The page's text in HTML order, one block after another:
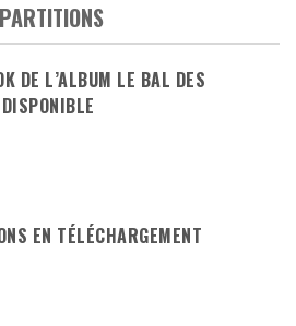
PARTITIONS
DE L’ALBUM LE BAL DES
EN TÉLÉCHARGEMENT